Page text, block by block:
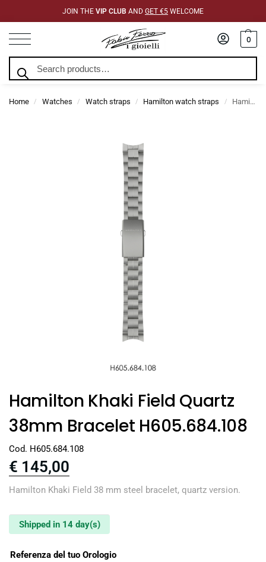
JOIN THE VIP CLUB AND GET €5 WELCOME
0
Home / Watches / Watch straps / Hamilton watch straps / Hamilton Khaki Field Quartz 38mm Bracelet H605.684.108
Hamilton Khaki Field Quartz
38mm Bracelet H605.684.108
Cod. H605.684.108
€ 145,00
Hamilton Khaki Field 38 mm steel bracelet, quartz version.
Shipped in 14 day(s)
Referenza del tuo Orologio